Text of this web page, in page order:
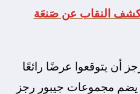
النقاب عن صَنعَة
أن يتوقعوا عرضًا رائعًا
يضم مجموعات جيبور رجز